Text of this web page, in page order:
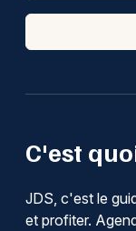
C'est
JDS, c'est le
et profiter.